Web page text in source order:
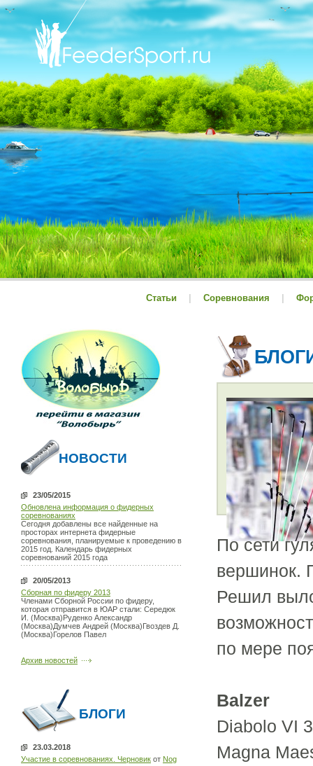
Статьи Соревнования
НОВОСТИ
23/05/2015
Обновлена информация о фидерных
соревнованиях
Сегодня добавлены все найденные на
просторах интернета фидерные
соревнования, планируемые к проведению в
2015 год. Календарь фидерных
соревнований 2015 года
20/05/2013
Сборная по фидеру 2013
Членами Сборной России по фидеру,
которая отправится в ЮАР стали: Середюк
И. (Москва)Руденко Александр
(Москва)Думчев Андрей (Москва)Гвоздев Д.
(Москва)Горелов Павел
Архив новостей
БЛОГИ
23.03.2018
Участие в соревнованиях. Черновик от Nog
По сети
вершинок.
Решил
по мере
Balzer
Diabolo VI
Magna